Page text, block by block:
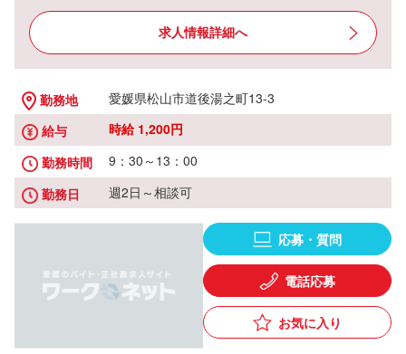
求人情報詳細へ
勤務地
愛媛県松山市道後湯之町13-3
給与
時給 1,200円
勤務時間
9：30～13：00
勤務日
週2日～相談可
応募・質問
電話応募
お気に入り